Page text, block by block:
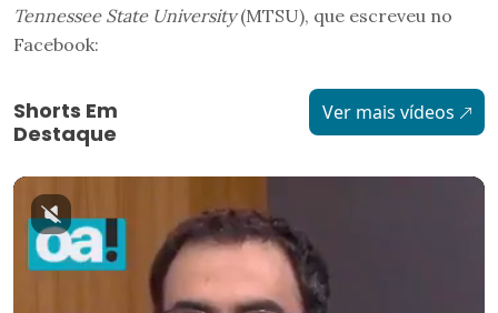
Tennessee State University(MTSU), que escreveu no
Facebook:
Shorts Em
Destaque
Ver mais vídeos